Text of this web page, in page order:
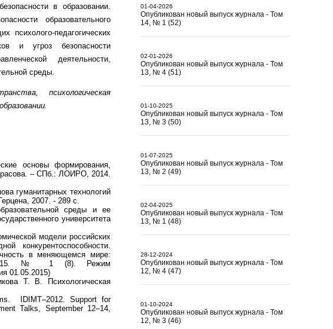
в образовании.
образовательного
психолого-педагогических
и угроз безопасности
деятельности,
среды.
психологическая
основы формирования,
– СПб.: ЛОИРО, 2014.
гуманитарных технологий
2007. - 289 с.
среды и ее
университета
модели российских
конкурентоспособности.
в меняющемся мире:
2015. № 1 (8). Режим
01.05.2015)
Т. В. Психологическая
IDIMT–2012. Support for
Talks, September 12–14,
01-04-2026
Опубликован новый выпуск журнала - Том
14, № 1 (52)
02-01-2026
Опубликован новый выпуск журнала - Том
13, № 4 (51)
01-10-2025
Опубликован новый выпуск журнала - Том
13, № 3 (50)
01-07-2025
Опубликован новый выпуск журнала - Том
13, № 2 (49)
02-04-2025
Опубликован новый выпуск журнала - Том
13, № 1 (48)
28-12-2024
Опубликован новый выпуск журнала - Том
12, № 4 (47)
01-10-2024
Опубликован новый выпуск журнала - Том
12, № 3 (46)